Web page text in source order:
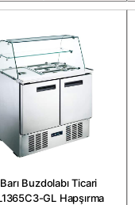
Buzdolabı Ticari
GL Hapşırma